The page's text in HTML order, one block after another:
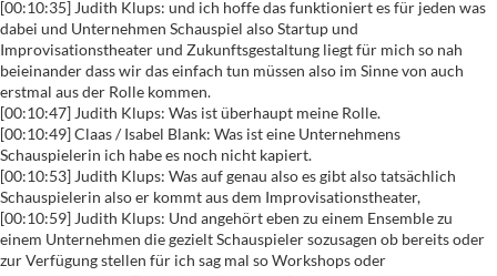
[00:10:35] Judith Klups: und ich hoffe das funktioniert es für jeden was
dabei und Unternehmen Schauspiel also Startup und
Improvisationstheater und Zukunftsgestaltung liegt für mich so nah
beieinander dass wir das einfach tun müssen also im Sinne von auch
erstmal aus der Rolle kommen.
[00:10:47] Judith Klups: Was ist überhaupt meine Rolle.
[00:10:49] Claas / Isabel Blank: Was ist eine Unternehmens
Schauspielerin ich habe es noch nicht kapiert.
[00:10:53] Judith Klups: Was auf genau also es gibt also tatsächlich
Schauspielerin also er kommt aus dem Improvisationstheater,
[00:10:59] Judith Klups: Und angehört eben zu einem Ensemble zu
einem Unternehmen die gezielt Schauspieler sozusagen ob bereits oder
zur Verfügung stellen für ich sag mal so Workshops oder